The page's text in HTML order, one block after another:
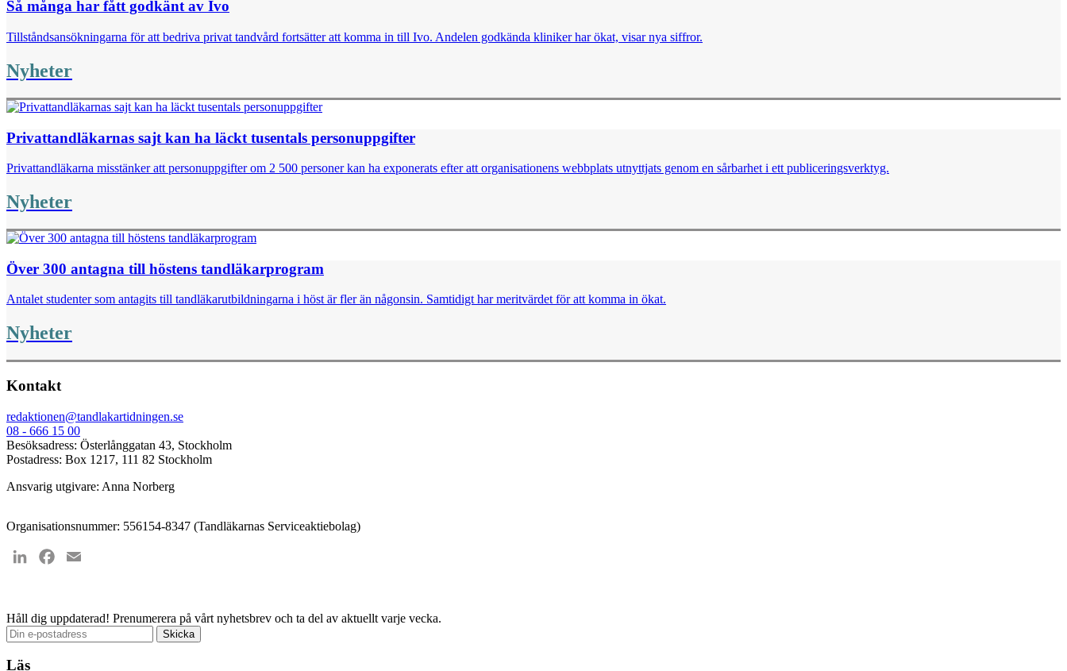
Så många har fått godkänt av Ivo
Tillståndsansökningarna för att bedriva privat tandvård fortsätter att komma in till Ivo. Andelen godkända kliniker har ökat, visar nya siffror.
Nyheter
Privattandläkarnas sajt kan ha läckt tusentals personuppgifter
Privattandläkarna misstänker att personuppgifter om 2 500 personer kan ha exponerats efter att organisationens webbplats utnyttjats genom en sårbarhet i ett publiceringsverktyg.
Nyheter
Över 300 antagna till höstens tandläkarprogram
Antalet studenter som antagits till tandläkarutbildningarna i höst är fler än någonsin. Samtidigt har meritvärdet för att komma in ökat.
Nyheter
Kontakt
redaktionen@tandlakartidningen.se
08 - 666 15 00
Besöksadress: Österlånggatan 43, Stockholm
Postadress: Box 1217, 111 82 Stockholm
Ansvarig utgivare: Anna Norberg
Organisationsnummer: 556154-8347 (Tandläkarnas Serviceaktiebolag)
LinkedInFacebook
Håll dig uppdaterad! Prenumerera på vårt nyhetsbrev och ta del av aktuellt varje vecka.
Läs